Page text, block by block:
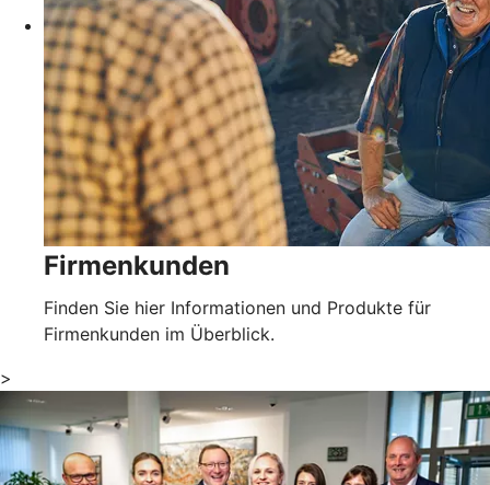
Firmenkunden
Finden Sie hier Informationen und Produkte für
Firmenkunden im Überblick.
>